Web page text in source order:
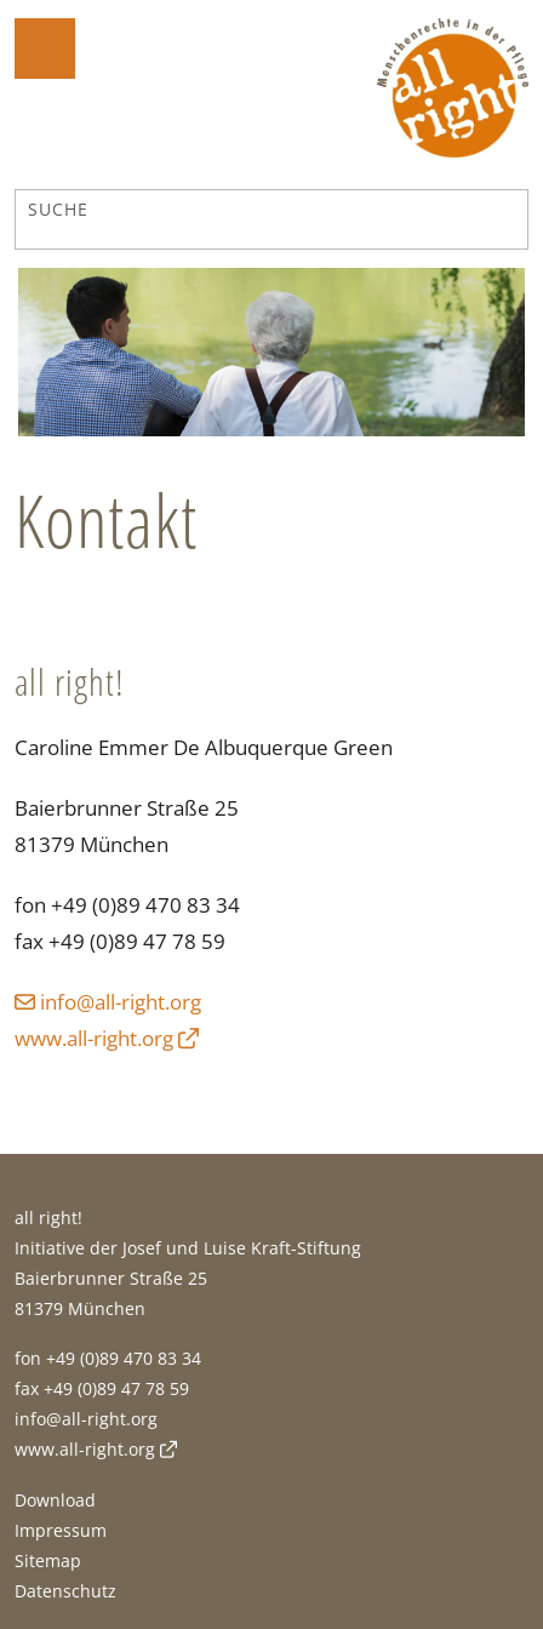
Kontakt
all right!
Caroline Emmer De Albuquerque Green
Baierbrunner Straße 25
81379 München
fon +49 (0)89 470 83 34
fax +49 (0)89 47 78 59
gro.thgir-lla@ofni
www.all-right.org
all right!
Initiative der Josef und Luise Kraft-Stiftung
Baierbrunner Straße 25
81379 München
fon +49 (0)89 470 83 34
fax +49 (0)89 47 78 59
gro.thgir-lla@ofni
www.all-right.org
Download
Impressum
Sitemap
Datenschutz